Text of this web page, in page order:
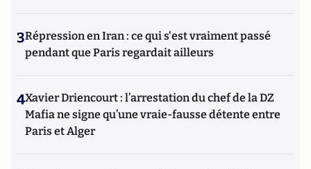
3Répression en Iran : ce qui s'est vraiment passé
pendant que Paris regardait ailleurs
4Xavier Driencourt : l’arrestation du chef de la DZ
Mafia ne signe qu’une vraie-fausse détente entre
Paris et Alger